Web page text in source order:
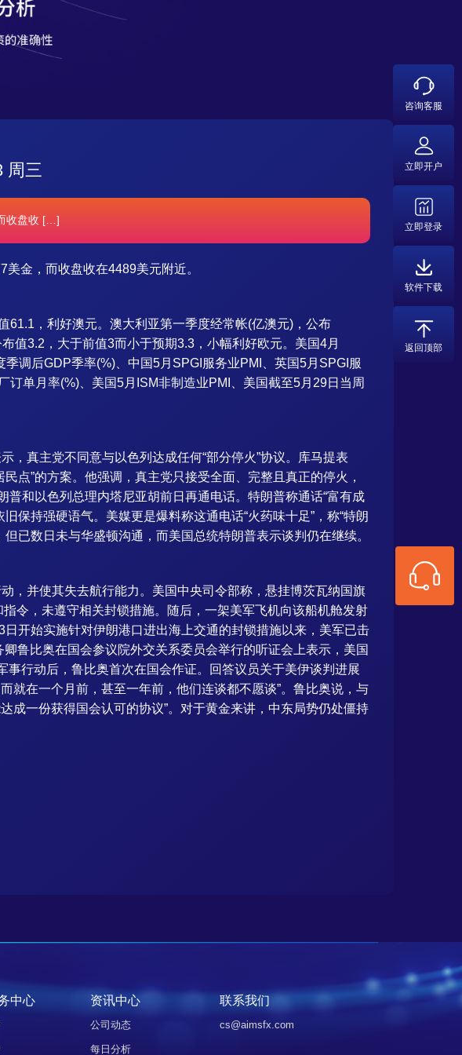
周三
收盘收 […]
金，而收盘收在4489美元附近。
，利好澳元。澳大利亚第一季度经常帐(亿澳元)，公布
值3.2，大于前值3而小于预期3.3，小幅利好欧元。美国4月
调后GDP季率(%)、中国5月SPGI服务业PMI、英国5月SPGI服
单月率(%)、美国5月ISM非制造业PMI、美国截至5月29日当周
真主党不同意与以色列达成任何“部分停火”协议。库马提表
点”的方案。他强调，真主党只接受全面、完整且真正的停火，
和以色列总理内塔尼亚胡前日再通电话。特朗普称通话“富有成
保持强硬语气。美媒更是爆料称这通电话“火药味十足”，称“特朗
已数日未与华盛顿沟通，而美国总统特朗普表示谈判仍在继续。
，并使其失去航行能力。美国中央司令部称，悬挂博茨瓦纳国旗
令，未遵守相关封锁措施。随后，一架美军飞机向该船机舱发射
开始实施针对伊朗港口进出海上交通的封锁措施以来，美军已击
鲁比奥在国会参议院外交关系委员会举行的听证会上表示，美国
行动后，鲁比奥首次在国会作证。回答议员关于美伊谈判进展
就在一个月前，甚至一年前，他们连谈都不愿谈”。鲁比奥说，与
成一份获得国会认可的协议”。对于黄金来讲，中东局势仍处僵持
中心 资讯中心
公司动态
每日分析
联系我们
cs@aimsfx.com
咨询客服
立即开户
立即登录
软件下载
返回顶部